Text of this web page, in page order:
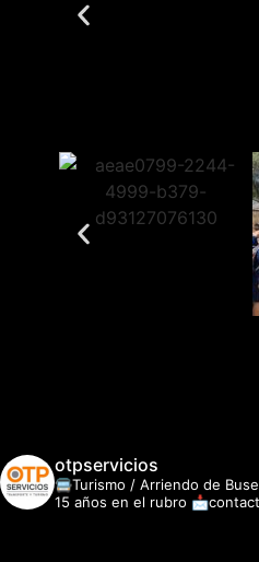
otpservicios
🚍Turismo / Arriendo de
15 años en el rubro